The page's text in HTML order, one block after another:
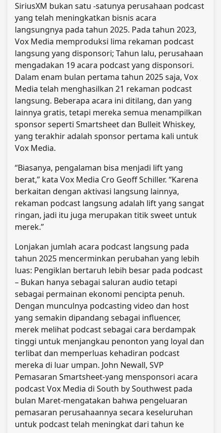
SiriusXM bukan satu -satunya perusahaan podcast
yang telah meningkatkan bisnis acara
langsungnya pada tahun 2025. Pada tahun 2023,
Vox Media memproduksi lima rekaman podcast
langsung yang disponsori; Tahun lalu, perusahaan
mengadakan 19 acara podcast yang disponsori.
Dalam enam bulan pertama tahun 2025 saja, Vox
Media telah menghasilkan 21 rekaman podcast
langsung. Beberapa acara ini ditilang, dan yang
lainnya gratis, tetapi mereka semua menampilkan
sponsor seperti Smartsheet dan Bulleit Whiskey,
yang terakhir adalah sponsor pertama kali untuk
Vox Media.
“Biasanya, pengalaman bisa menjadi lift yang
berat,” kata Vox Media Cro Geoff Schiller. “Karena
berkaitan dengan aktivasi langsung lainnya,
rekaman podcast langsung adalah lift yang sangat
ringan, jadi itu juga merupakan titik sweet untuk
merek.”
Lonjakan jumlah acara podcast langsung pada
tahun 2025 mencerminkan perubahan yang lebih
luas: Pengiklan bertaruh lebih besar pada podcast
– Bukan hanya sebagai saluran audio tetapi
sebagai permainan ekonomi pencipta penuh.
Dengan munculnya podcasting video dan host
yang semakin dipandang sebagai influencer,
merek melihat podcast sebagai cara berdampak
tinggi untuk menjangkau penonton yang loyal dan
terlibat dan memperluas kehadiran podcast
mereka di luar umpan. John Newall, SVP
Pemasaran Smartsheet-yang mensponsori acara
podcast Vox Media di South by Southwest pada
bulan Maret-mengatakan bahwa pengeluaran
pemasaran perusahaannya secara keseluruhan
untuk podcast telah meningkat dari tahun ke